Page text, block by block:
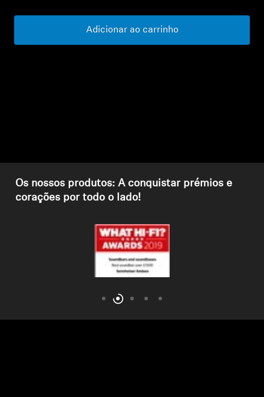
Peças e Acessórios Originais para Audição
AMBEO Soundbars e Subs
Adicionar ao carrinho
Os nossos produtos: A conquistar prémios e
corações por todo o lado!